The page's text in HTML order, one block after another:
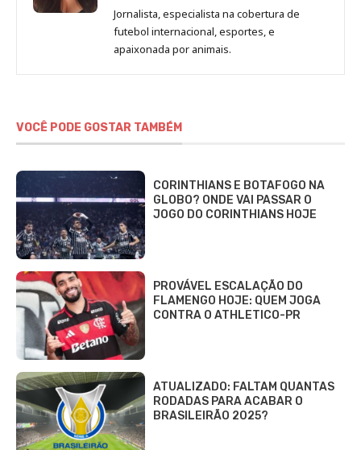
de
Beatriz
Fabbri
Jornalista, especialista na cobertura de
futebol internacional, esportes, e
apaixonada por animais.
VOCÊ PODE GOSTAR TAMBÉM
CORINTHIANS E BOTAFOGO NA
GLOBO? ONDE VAI PASSAR O
JOGO DO CORINTHIANS HOJE
PROVÁVEL ESCALAÇÃO DO
FLAMENGO HOJE: QUEM JOGA
CONTRA O ATHLETICO-PR
ATUALIZADO: FALTAM QUANTAS
RODADAS PARA ACABAR O
BRASILEIRÃO 2025?